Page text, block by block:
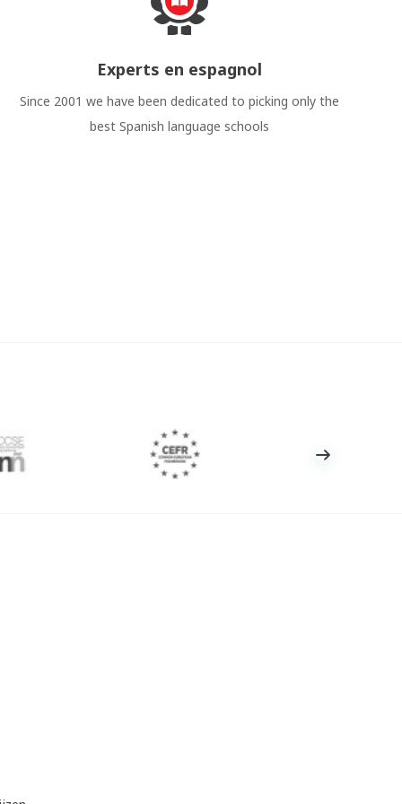
Experts en espagnol
Since 2001 we have been dedicated to picking only the
best Spanish language schools